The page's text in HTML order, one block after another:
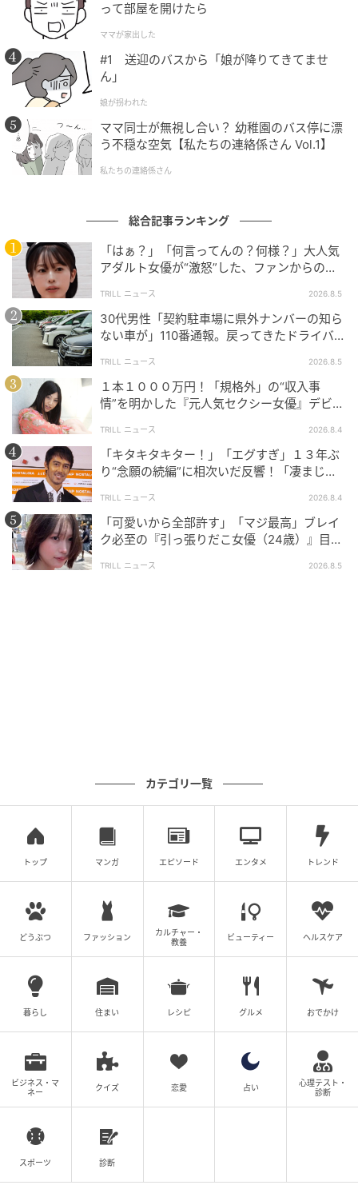
#22 絶対に行くから！
次の話を読む
第22話
あの日、私はいじめの犯人にされた
ツムママ
全話一覧を見る
クリエイター情報
ツムママ
夫と子供と暮らしながら、主に対人トラブルなど実
って部屋を開けたら
ママが家出した
#1 送迎のバスから「娘が降りてきてませ
ん」
娘が拐われた
ママ同士が無視し合い？ 幼稚園のバス停に漂
う不穏な空気【私たちの連絡係さん Vol.1】
私たちの連絡係さん
総合記事ランキング
「はぁ？」「何言ってんの？何様？」大人気
アダルト女優が“激怒”した、ファンからの
TRILL ニュース 2026.8.5
30代男性「契約駐車場に県外ナンバーの知ら
ない車が」110番通報。戻ってきたドライバー
TRILL ニュース 2026.8.5
１本１０００万円！「規格外」の“収入事
情”を明かした『元人気セクシー女優』デビュ
TRILL ニュース 2026.8.4
「キタキタキター！」「エグすぎ」１３年ぶ
り“念願の続編”に相次いだ反響！「凄まじく
TRILL ニュース 2026.8.4
「可愛いから全部許す」「マジ最高」ブレイ
ク必至の『引っ張りだこ女優（24歳）』目が
TRILL ニュース 2026.8.5
カテゴリ一覧
トップ マンガ エピソード エンタメ トレンド
どうぶつ ファッション
カルチャー・
教養
ビューティー ヘルスケア
暮らし 住まい レシピ グルメ おでかけ
ビジネス・マ
ネー
クイズ 恋愛 占い
心理テスト・
診断
スポーツ 診断